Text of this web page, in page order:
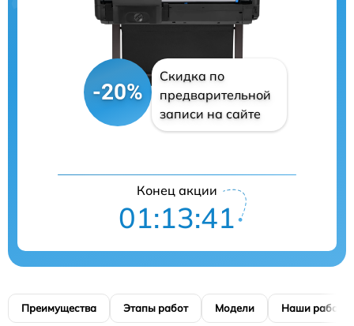
-20%
Скидка по
предварительной
записи на сайте
Конец акции
01:13:40
Преимущества Этапы работ Модели Наши работы